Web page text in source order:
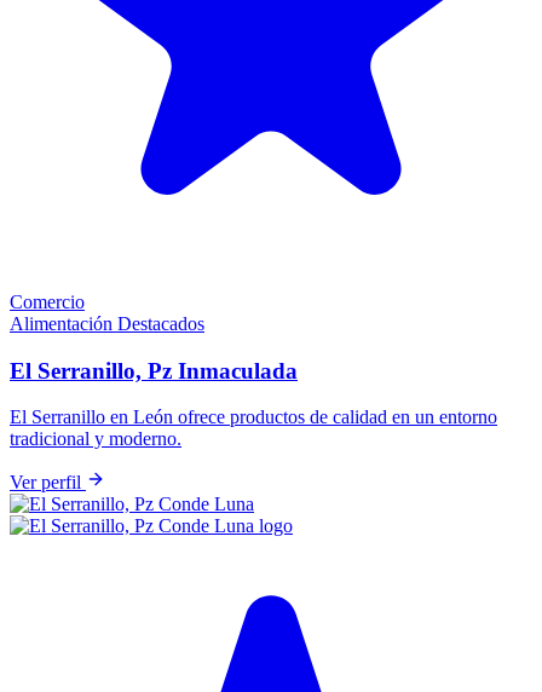
Comercio
Alimentación Destacados
El Serranillo, Pz Inmaculada
El Serranillo en León ofrece productos de calidad en un entorno
tradicional y moderno.
Ver perfil